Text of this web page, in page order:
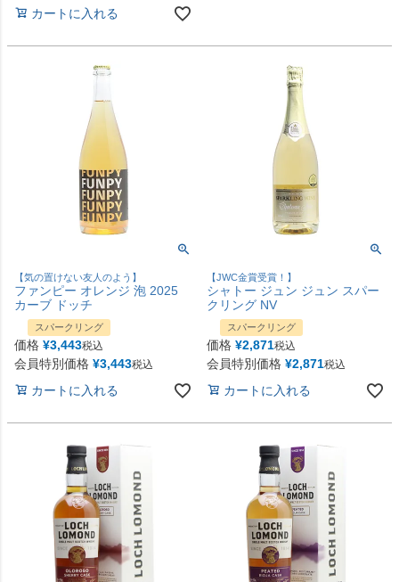
カートに入れる
【気の置けない友人のよう】
ファンピー オレンジ 泡 2025
カーブ ドッチ
スパークリング
価格 ¥3,443税込
会員特別価格 ¥3,443税込
カートに入れる
【JWC金賞受賞！】
シャトー ジュン ジュン スパー
クリング NV
スパークリング
価格 ¥2,871税込
会員特別価格 ¥2,871税込
カートに入れる